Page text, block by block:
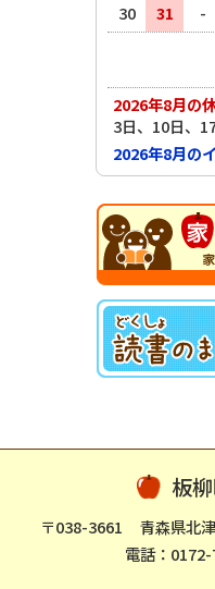
30
31 -
2026年8月の
3日、10日、
2026年8月の
板
〒038-3661
青森県北
電話：0172-